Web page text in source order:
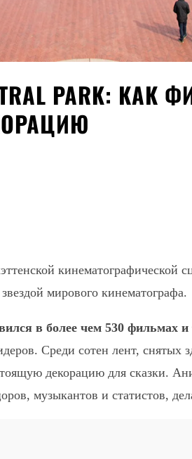
PARK: КАК
мирового кинематографа.
в более чем 530 фильмах
Среди сотен лент, снятых
декорацию для
музыкантов и статистов,